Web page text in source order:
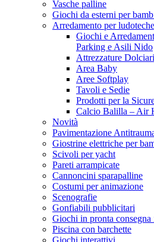
Vasche palline
Giochi da esterni per
Arredamento per
Giochi e
Parking e Asili Nido
Attrezzature
Area Baby
Aree Softplay
Tavoli e Sedie
Prodotti per la
Calcio Balilla – Air
Novità
Pavimentazione
Giostrine elettriche per
Scivoli per yacht
Pareti arrampicate
Cannoncini sparapalline
Costumi per animazione
Scenografie
Gonfiabili pubblicitari
Giochi in pronta consegna
Piscina con barchette
Giochi interattivi